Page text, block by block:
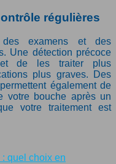
régulières
des examens et des
Une détection précoce
de les traiter plus
plus graves. Des
également de
votre bouche après un
votre traitement est
quel choix en